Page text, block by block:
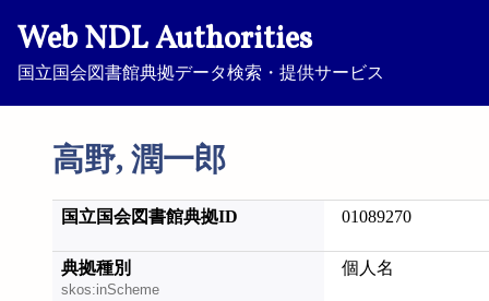
Web NDL Authorities
国立国会図書館典拠データ検索・提供サービス
高野, 潤一郎
国立国会図書館典拠ID 01089270
典拠種別
skos:inScheme
個人名